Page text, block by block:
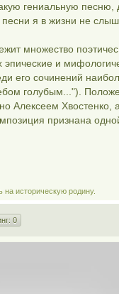
гениальную песню,
я в жизни не
множество
и
его сочинений
голубым...").
Алексеем
признана
историческую родину.
0